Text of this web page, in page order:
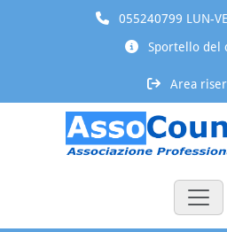
055240799 LUN-
Sportello del
Area